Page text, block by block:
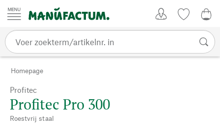
Passer au contenu
Homepage
Profitec
Profitec Pro 300
Roestvrij staal